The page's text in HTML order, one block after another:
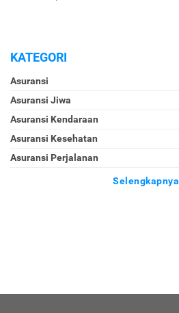
KATEGORI
Asuransi
Asuransi Jiwa
Asuransi Kendaraan
Asuransi Kesehatan
Asuransi Perjalanan
Selengkapnya